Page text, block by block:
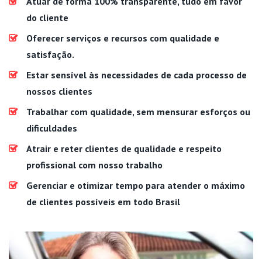
do cliente
Oferecer serviços e recursos com qualidade e
satisfação.
Estar sensível às necessidades de cada processo de
nossos clientes
Trabalhar com qualidade, sem mensurar esforços ou
dificuldades
Atrair e reter clientes de qualidade e respeito
profissional com nosso trabalho
Gerenciar e otimizar tempo para atender o máximo
de clientes possíveis em todo Brasil